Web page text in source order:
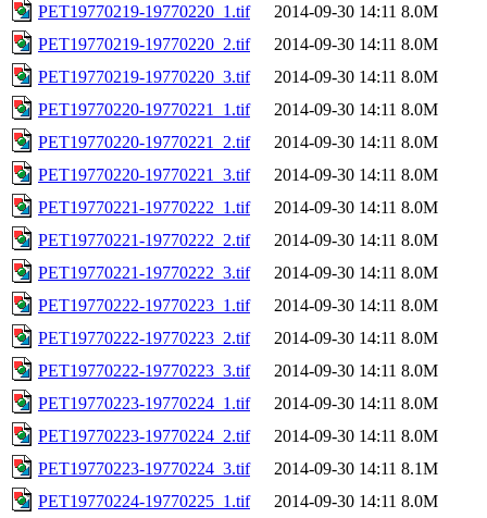
PET19770219-19770220_1.tif
2014-09-30 14:11 8.0M
PET19770219-19770220_2.tif
2014-09-30 14:11 8.0M
PET19770219-19770220_3.tif
2014-09-30 14:11 8.0M
PET19770220-19770221_1.tif
2014-09-30 14:11 8.0M
PET19770220-19770221_2.tif
2014-09-30 14:11 8.0M
PET19770220-19770221_3.tif
2014-09-30 14:11 8.0M
PET19770221-19770222_1.tif
2014-09-30 14:11 8.0M
PET19770221-19770222_2.tif
2014-09-30 14:11 8.0M
PET19770221-19770222_3.tif
2014-09-30 14:11 8.0M
PET19770222-19770223_1.tif
2014-09-30 14:11 8.0M
PET19770222-19770223_2.tif
2014-09-30 14:11 8.0M
PET19770222-19770223_3.tif
2014-09-30 14:11 8.0M
PET19770223-19770224_1.tif
2014-09-30 14:11 8.0M
PET19770223-19770224_2.tif
2014-09-30 14:11 8.0M
PET19770223-19770224_3.tif
2014-09-30 14:11 8.1M
PET19770224-19770225_1.tif
2014-09-30 14:11 8.0M